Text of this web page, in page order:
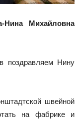
Нина Михайловна
поздравляем Нину
швейной
на фабрике и